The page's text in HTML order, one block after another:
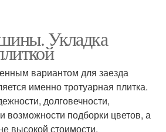
Укладка
вариантом для заезда
именно тротуарная плитка.
долговечности,
возможности подборки цветов, а
высокой стоимости.